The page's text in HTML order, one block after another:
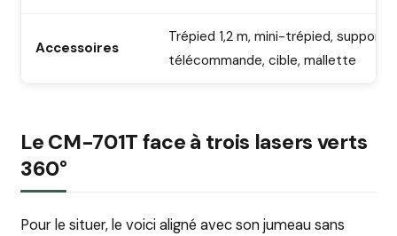
Accessoires
Trépied 1,2 m, mini-trépied, support
télécommande, cible, mallette
Le CM-701T face à trois lasers verts
360°
Pour le situer, le voici aligné avec son jumeau sans